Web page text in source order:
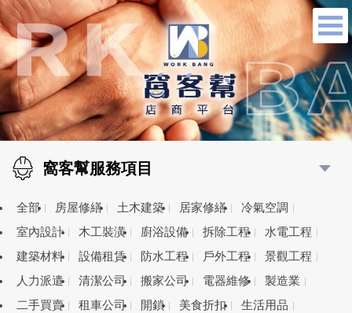
窩客幫服務項目
全部 房屋修繕 土木建築 居家修繕
冷氣空調
室內設計
木工裝潢 廚浴設備 拆除工程
水電工程
建築材料
設備租賃 防水工程 戶外工程
景觀工程
人力派遣
清潔公司 搬家公司 電器維修
製造業
二手買賣
租車公司 開鎖 美食折扣
生活用品